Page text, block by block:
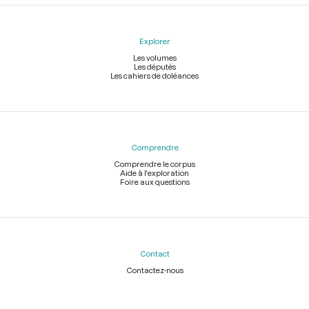
Explorer
Les volumes
Les députés
Les cahiers de doléances
Comprendre
Comprendre le corpus
Aide à l'exploration
Foire aux questions
Contact
Contactez-nous